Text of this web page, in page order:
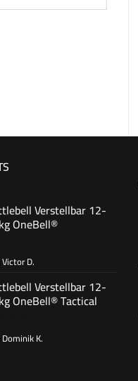
Verstellbar 12-
OneBell®
D.
Verstellbar 12-
OneBell® Tactical
Dominik K.